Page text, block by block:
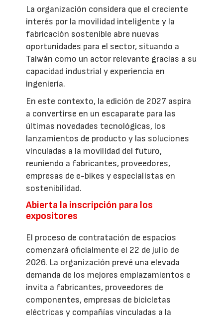
La organización considera que el creciente
interés por la movilidad inteligente y la
fabricación sostenible abre nuevas
oportunidades para el sector, situando a
Taiwán como un actor relevante gracias a su
capacidad industrial y experiencia en
ingeniería.
En este contexto, la edición de 2027 aspira
a convertirse en un escaparate para las
últimas novedades tecnológicas, los
lanzamientos de producto y las soluciones
vinculadas a la movilidad del futuro,
reuniendo a fabricantes, proveedores,
empresas de e-bikes y especialistas en
sostenibilidad.
Abierta la inscripción para los
expositores
El proceso de contratación de espacios
comenzará oficialmente el 22 de julio de
2026. La organización prevé una elevada
demanda de los mejores emplazamientos e
invita a fabricantes, proveedores de
componentes, empresas de bicicletas
eléctricas y compañías vinculadas a la